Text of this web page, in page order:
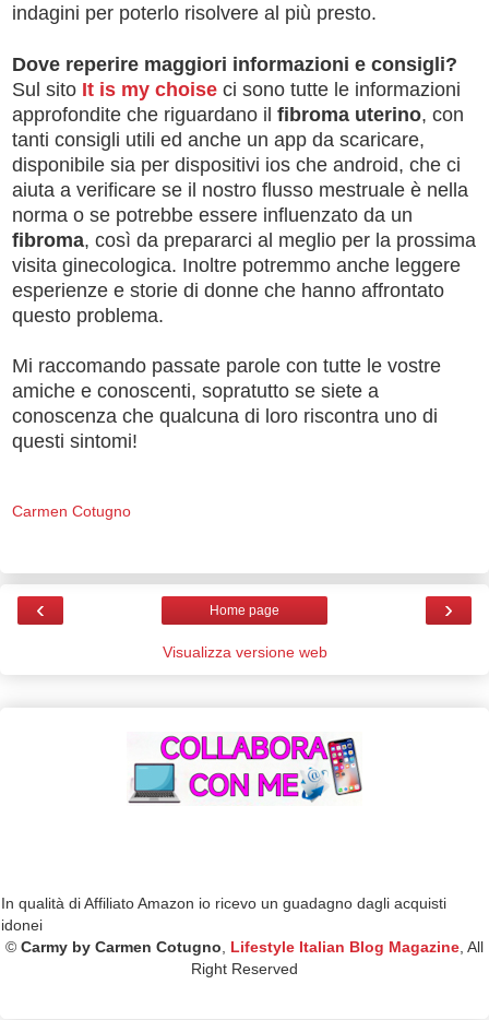
indagini per poterlo risolvere al più presto.
Dove reperire maggiori informazioni e consigli?
Sul sito It is my choise ci sono tutte le informazioni
approfondite che riguardano il fibroma uterino, con
tanti consigli utili ed anche un app da scaricare,
disponibile sia per dispositivi ios che android, che ci
aiuta a verificare se il nostro flusso mestruale è nella
norma o se potrebbe essere influenzato da un
fibroma, così da prepararci al meglio per la prossima
visita ginecologica. Inoltre potremmo anche leggere
esperienze e storie di donne che hanno affrontato
questo problema.
Mi raccomando passate parole con tutte le vostre
amiche e conoscenti, sopratutto se siete a
conoscenza che qualcuna di loro riscontra uno di
questi sintomi!
Carmen Cotugno
‹ ›
Home page
Visualizza versione web
In qualità di Affiliato Amazon io ricevo un guadagno dagli acquisti
idonei
© Carmy by Carmen Cotugno, Lifestyle Italian Blog Magazine, All
Right Reserved